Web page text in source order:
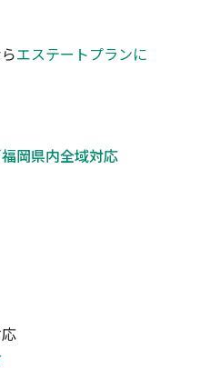
エステートプランに
岡県内全域対応